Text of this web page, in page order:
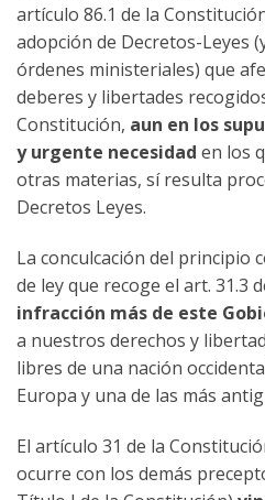
artículo 86.1 de la
adopción de Decretos-Leyes
órdenes ministeriales) que
deberes y libertades
Constitución, aun en los
y urgente necesidad en los
otras materias, sí resulta
Decretos Leyes.
La conculcación del principio
de ley que recoge el art. 31.3
infracción más de este
a nuestros derechos y
libres de una nación
Europa y una de las más
El artículo 31 de la
ocurre con los demás